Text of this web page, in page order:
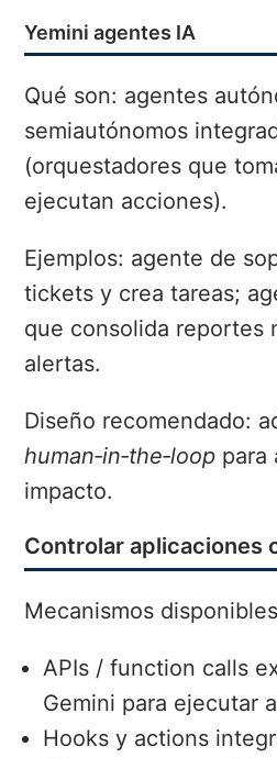
Yemini agentes IA
Qué son: agentes
semiautónomos
(orquestadores que
ejecutan acciones).
Ejemplos: agente de
tickets y crea tareas;
que consolida reportes
alertas.
Diseño recomendado:
human‑in‑the‑loop para
impacto.
Controlar aplicaciones
Mecanismos
APIs / function calls
Gemini para ejecutar
Hooks y actions